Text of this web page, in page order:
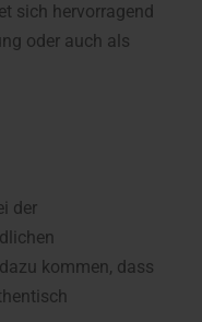
sich hervorragend
oder auch als
der
kommen, dass